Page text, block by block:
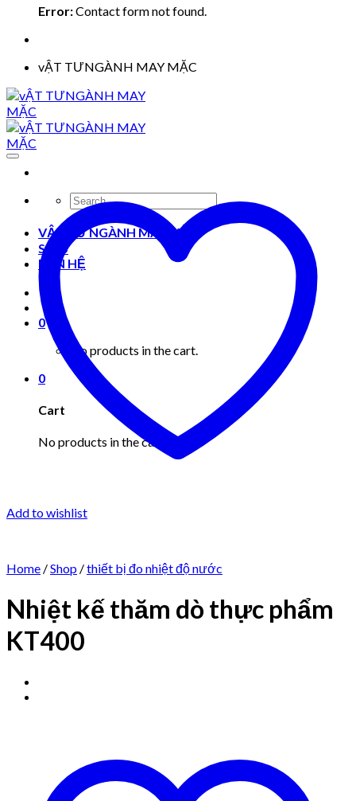
Error:Contact form not found.
vẬT TƯNGÀNH MAY MẶC
Search
for:
VẬT TƯ NGÀNH MAY MẶC
Shop
LIÊN HỆ
0
No products in the cart.
0
Cart
No products in the cart.
Add to wishlist
Home /Shop /thiết bị đo nhiệt độ nước
Nhiệt kế thăm dò thực phẩm
KT400